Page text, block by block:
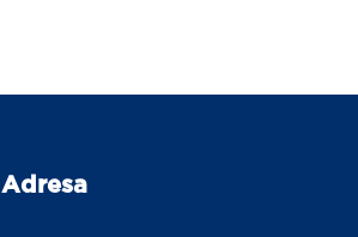
Adresa